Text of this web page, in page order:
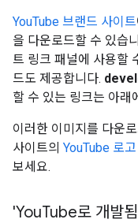
YouTube 브랜드 사이트
을 다운로드할 수 있습
트 링크 패널에 사용할
드도 제공합니다.
할 수 있는 링크는 아래
이러한 이미지를 다운
사이트의 YouTube 로
보세요.
'YouTube로 개발